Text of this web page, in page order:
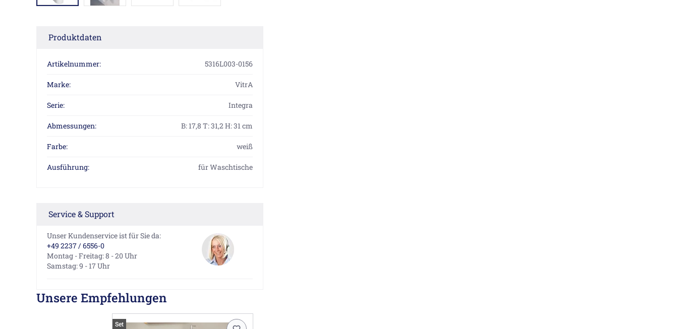
Produktdaten
Artikelnummer: 5316L003-0156
Marke: VitrA
Serie: Integra
Abmessungen: B: 17,8 T: 31,2 H: 31 cm
Farbe: weiß
Ausführung: für Waschtische
Service & Support
Unser Kundenservice ist für Sie da:
+49 2237 / 6556-0
Montag - Freitag: 8 - 20 Uhr
Samstag: 9 - 17 Uhr
Unsere Empfehlungen
Set